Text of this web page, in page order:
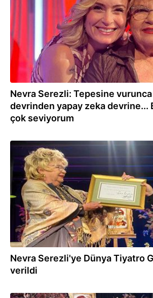
Nevra Serezli: Tepesine vurunca
devrinden yapay zeka devrine...
çok seviyorum
28.03.2024
Nevra Serezli'ye Dünya Tiyatro
verildi